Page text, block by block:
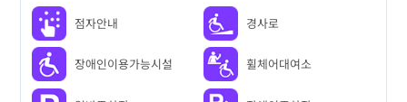
점자안내 경사로
장애인이용가능시설 휠체어대여소